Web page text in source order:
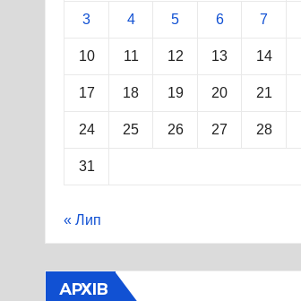
3 4 5 6 7
10 11 12 13 14
17 18 19 20 21
24 25 26 27 28
31
« Лип
АРХІВ